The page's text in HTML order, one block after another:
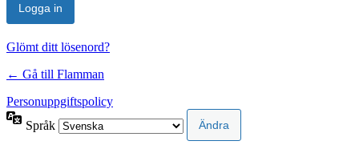
Glömt ditt lösenord?
← Gå till Flamman
Personuppgiftspolicy
Språk